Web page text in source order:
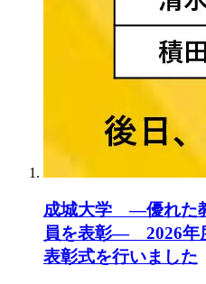
成城大学 ―優れた
員を表彰― 2026年
表彰式を行いました